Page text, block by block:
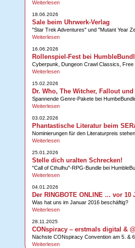
Weiterlesen
18.06.2026
Sale beim Uhrwerk-Verlag
"Star Trek Adventures" und "Mutant Year
Weiterlesen
16.06.2026
Rollenspiel-Fest bei
Cyberpunk, Dungeon Crawl Classics, Free
Weiterlesen
15.02.2026
Dr. Who, The Witcher, Fallout
Spannende Genre-Pakete bei
Weiterlesen
03.02.2026
Phantastische Literatur beim
Nominierungen für den Literaturpreis
Weiterlesen
25.01.2026
Stelle dich uralten Schrecken!
"Call of Cthulhu"-RPG-Bundle bei
Weiterlesen
04.01.2026
Der RINGBOTE ONLINE ... vor 10
Was hat uns im Januar 2016 beschäftig?
Weiterlesen
28.11.2025
CONspiracy – erstmals digital &
Nächste CONspiracy Convention am 5. &
Weiterlesen